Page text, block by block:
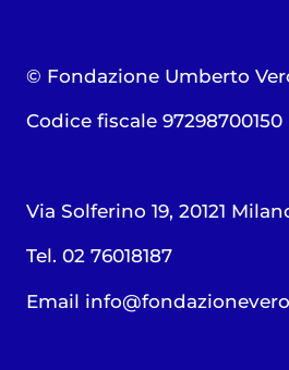
© Fondazione Umberto
Codice fiscale 97298700150
Via Solferino 19, 20121
Tel. 02 76018187
Email